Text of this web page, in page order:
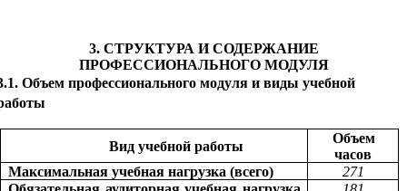
3. СТРУКТУРА И СОДЕРЖАНИЕ
ПРОФЕССИОНАЛЬНОГО МОДУЛЯ
Объем профессионального модуля и виды учебной
Вид учебной работы
Объем
часов
Максимальная учебная нагрузка (всего)
271